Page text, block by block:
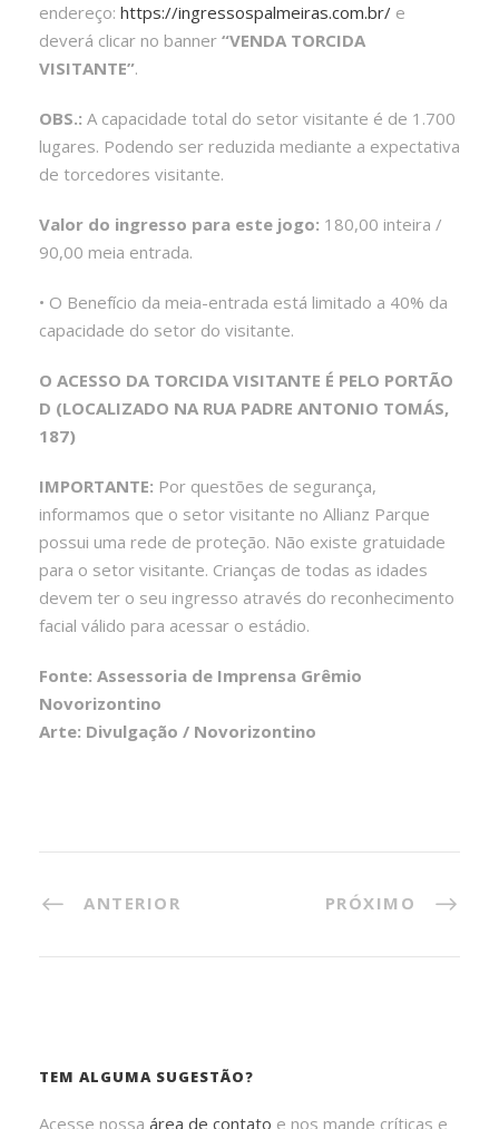
endereço: https://ingressospalmeiras.com.br/ e
deverá clicar no banner “VENDA TORCIDA
VISITANTE”.
OBS.: A capacidade total do setor visitante é de 1.700
lugares. Podendo ser reduzida mediante a expectativa
de torcedores visitante.
Valor do ingresso para este jogo: 180,00 inteira /
90,00 meia entrada.
• O Benefício da meia-entrada está limitado a 40% da
capacidade do setor do visitante.
O ACESSO DA TORCIDA VISITANTE É PELO PORTÃO
D (LOCALIZADO NA RUA PADRE ANTONIO TOMÁS,
187)
IMPORTANTE: Por questões de segurança,
informamos que o setor visitante no Allianz Parque
possui uma rede de proteção. Não existe gratuidade
para o setor visitante. Crianças de todas as idades
devem ter o seu ingresso através do reconhecimento
facial válido para acessar o estádio.
Fonte: Assessoria de Imprensa Grêmio
Novorizontino
Arte: Divulgação / Novorizontino
ANTERIOR PRÓXIMO
TEM ALGUMA SUGESTÃO?
Acesse nossa área de contato e nos mande críticas e